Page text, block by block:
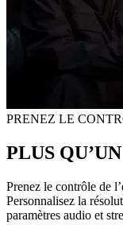
PRENEZ LE
PLUS
Prenez le contrôle de
Personnalisez la
paramètres audio et